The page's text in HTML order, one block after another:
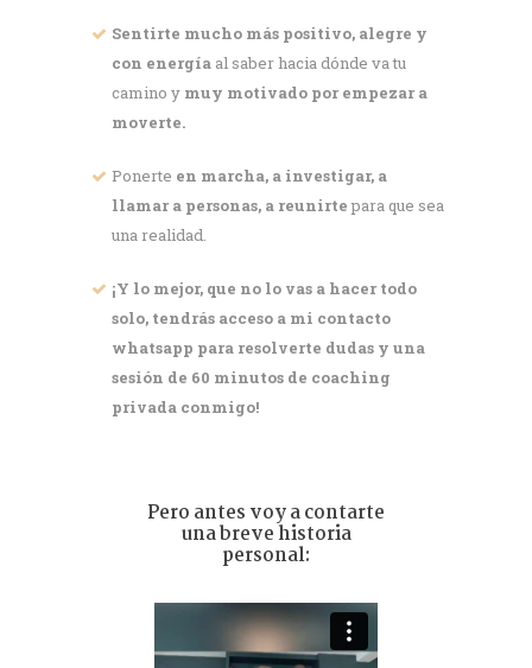
Sentirte mucho más positivo, alegre y
con energíaal saber hacia dónde va tu
camino y muy motivado por empezar a
moverte.
Ponerte en marcha, a investigar, a
llamar a personas, a reunirtepara que sea
una realidad.
¡Y lo mejor, que no lo vas a hacer todo
solo, tendrás acceso a mi contacto
whatsapp para resolverte dudas y una
sesión de 60 minutos de coaching
privada conmigo!
Pero antes voy a contarte
una breve historia
personal: